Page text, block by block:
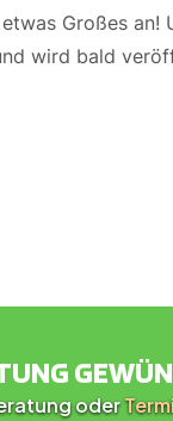
Großes an!
wird bald
oder